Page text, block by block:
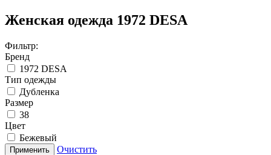
Женская одежда 1972 DESA
Фильтр:
Бренд
1972 DESA
Тип одежды
Дубленка
Размер
38
Цвет
Бежевый
Применить
Очистить